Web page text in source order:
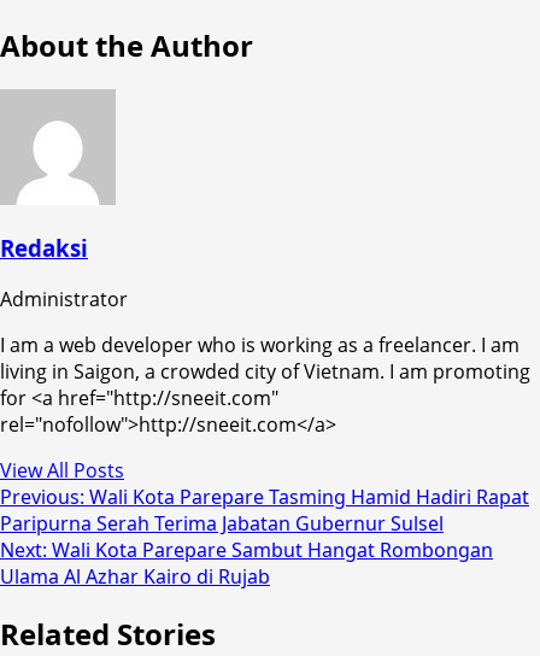
About the Author
Redaksi
Administrator
I am a web developer who is working as a freelancer. I am
living in Saigon, a crowded city of Vietnam. I am promoting
for <a href="http://sneeit.com"
rel="nofollow">http://sneeit.com</a>
View All Posts
Post
navigation
Previous: Wali Kota Parepare Tasming Hamid Hadiri Rapat
Paripurna Serah Terima Jabatan Gubernur Sulsel
Next: Wali Kota Parepare Sambut Hangat Rombongan
Ulama Al Azhar Kairo di Rujab
Related Stories